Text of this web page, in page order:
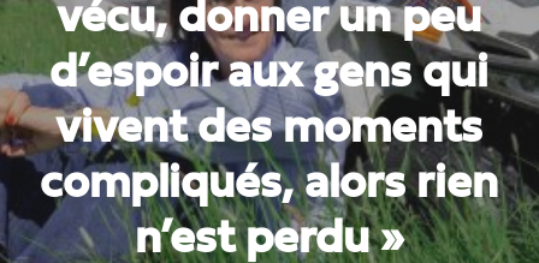
vécu, donner un peu
d’espoir aux gens qui
vivent des moments
compliqués, alors rien
n’est perdu »